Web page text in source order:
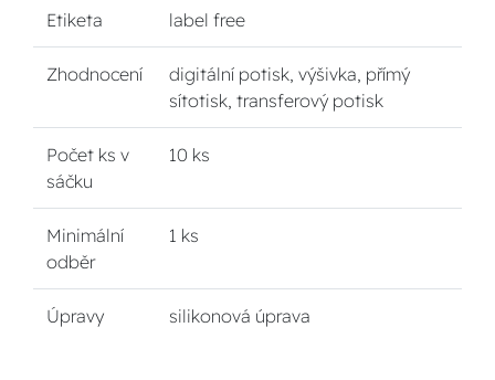
Etiketa label free
Zhodnocení
digitální potisk, výšivka, přímý
sítotisk, transferový potisk
Počet ks v
sáčku
10 ks
Minimální
odběr
1 ks
Úpravy silikonová úprava